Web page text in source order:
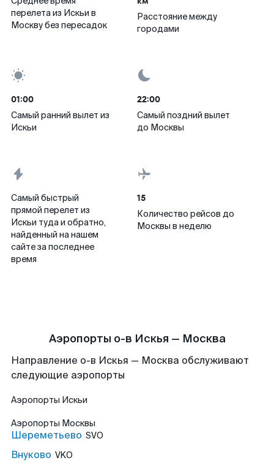
перелета из Искьи в
Москву без пересадок
Расстояние между
городами
01:00
Самый ранний вылет из
Искьи
22:00
Самый поздний вылет
до Москвы
Самый быстрый
прямой перелет из
Искьи туда и обратно,
найденный на нашем
сайте за последнее
время
15
Количество рейсов до
Москвы в неделю
Аэропорты о-в Искья — Москва
Направление о-в Искья — Москва обслуживают
следующие аэропорты
Аэропорты Искьи
Аэропорты Москвы
Шереметьево SVO
Внуково VKO